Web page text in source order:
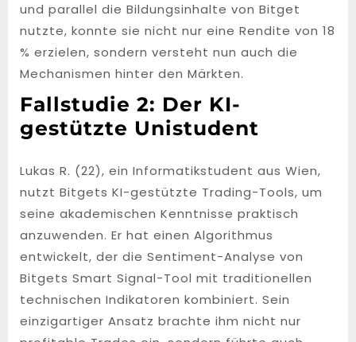
und parallel die Bildungsinhalte von Bitget
nutzte, konnte sie nicht nur eine Rendite von 18
% erzielen, sondern versteht nun auch die
Mechanismen hinter den Märkten.
Fallstudie 2: Der KI-
gestützte Unistudent
Lukas R. (22), ein Informatikstudent aus Wien,
nutzt Bitgets KI-gestützte Trading-Tools, um
seine akademischen Kenntnisse praktisch
anzuwenden. Er hat einen Algorithmus
entwickelt, der die Sentiment-Analyse von
Bitgets Smart Signal-Tool mit traditionellen
technischen Indikatoren kombiniert. Sein
einzigartiger Ansatz brachte ihm nicht nur